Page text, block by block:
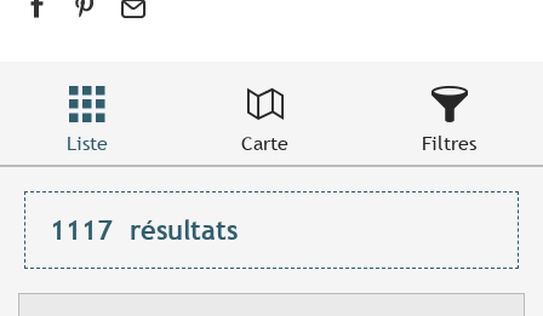
Liste Carte Filtres
1117 résultats